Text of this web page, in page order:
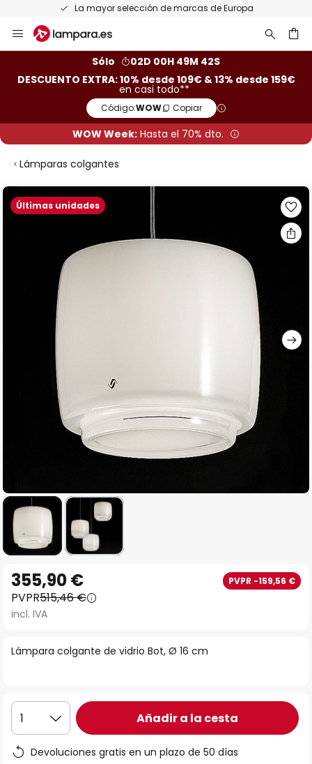
La mayor selección de marcas de Europa
al
Sólo
02D 00H 49M 42S
DESCUENTO EXTRA: 10% desde 109€ & 13% desde 159€
en casi todo**
Código:WOW Copiar
WOW Week: Hasta el 70% dto.
Lámparas colgantes
Últimas unidades
Saltar
al
comienzo
de
galería
Lámpara colgante de vidrio Bot, Ø 16 cm
355,90 € PVPR -159,56 €
PVPR515,46 €
incl. IVA
1 Añadir a la cesta
Devoluciones gratis en un plazo de 50 días